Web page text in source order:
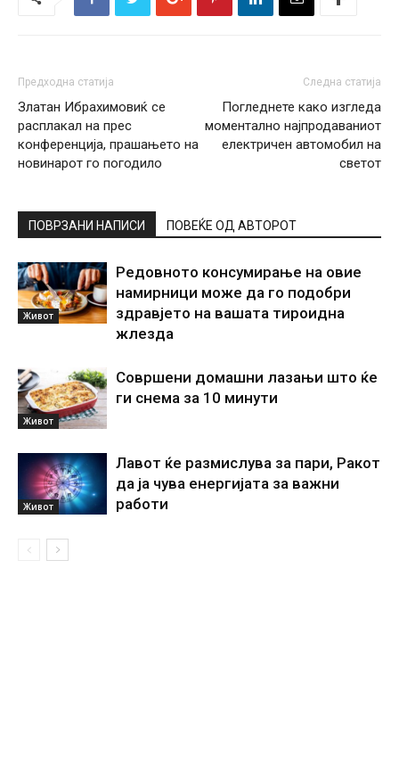
Предходна статија
Златан Ибрахимовиќ се
расплакал на прес
конференција, прашањето на
новинарот го погодило
Следна статија
Погледнете како изгледа
моментално најпродаваниот
електричен автомобил на
светот
ПОВРЗАНИ НАПИСИ ПОВЕЌЕ ОД АВТОРОТ
Живот
Редовното консумирање на овие
намирници може да го подобри
здравјето на вашата тироидна
жлезда
Живот
Совршени домашни лазањи што ќе
ги снема за 10 минути
Живот
Лавот ќе размислува за пари, Ракот
да ја чува енергијата за важни
работи